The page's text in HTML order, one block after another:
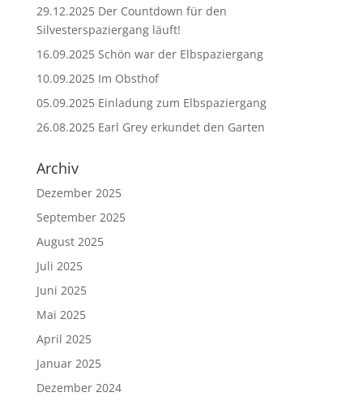
29.12.2025 Der Countdown für den
Silvesterspaziergang läuft!
16.09.2025 Schön war der Elbspaziergang
10.09.2025 Im Obsthof
05.09.2025 Einladung zum Elbspaziergang
26.08.2025 Earl Grey erkundet den Garten
Archiv
Dezember 2025
September 2025
August 2025
Juli 2025
Juni 2025
Mai 2025
April 2025
Januar 2025
Dezember 2024